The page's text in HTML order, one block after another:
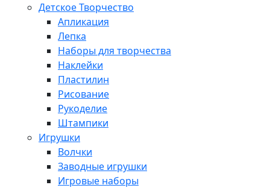
Детское Творчество
Апликация
Лепка
Наборы для творчества
Наклейки
Пластилин
Рисование
Рукоделие
Штампики
Игрушки
Волчки
Заводные игрушки
Игровые наборы